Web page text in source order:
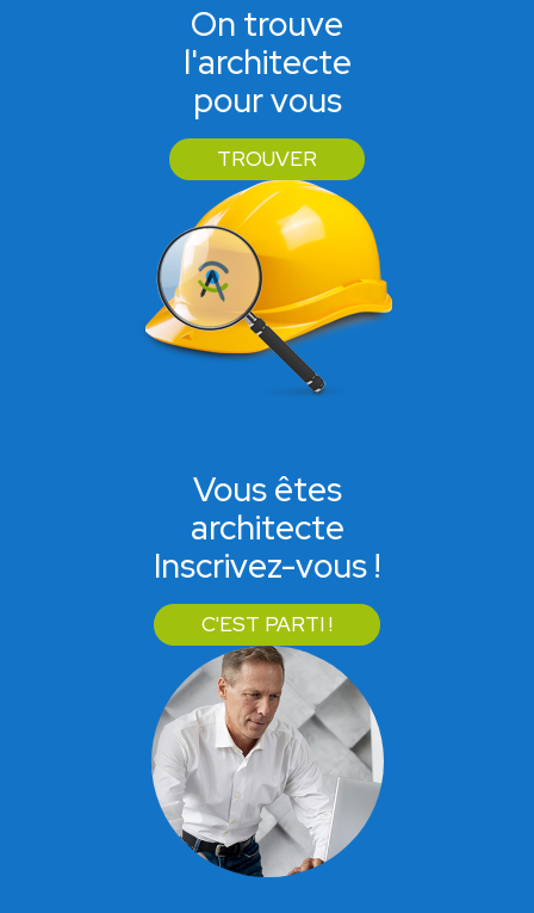
On trouve
l'architecte
pour vous
TROUVER
Vous êtes
architecte
Inscrivez-vous !
C'EST PARTI !